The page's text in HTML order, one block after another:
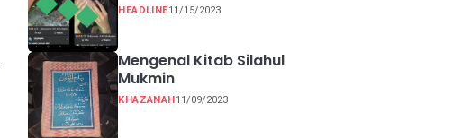
HEADLINE11/15/2023
Mengenal Kitab Silahul
Mukmin
KHAZANAH11/09/2023